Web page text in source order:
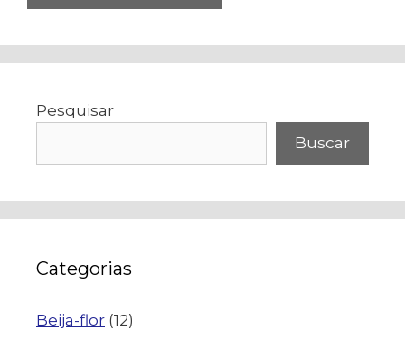
Pesquisar
Buscar
Categorias
Beija-flor (12)